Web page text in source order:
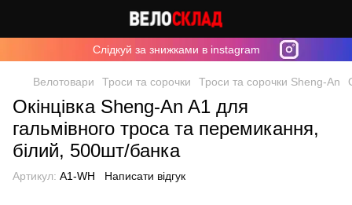
Cлідкуй за знижками в instagram
Велотовари Троси та сорочки Троси та сорочки Sheng-An
Окінцівка Sheng-An A1 для
гальмівного троса та перемикання,
білий, 500шт/банка
Артикул: A1-WH Написати відгук